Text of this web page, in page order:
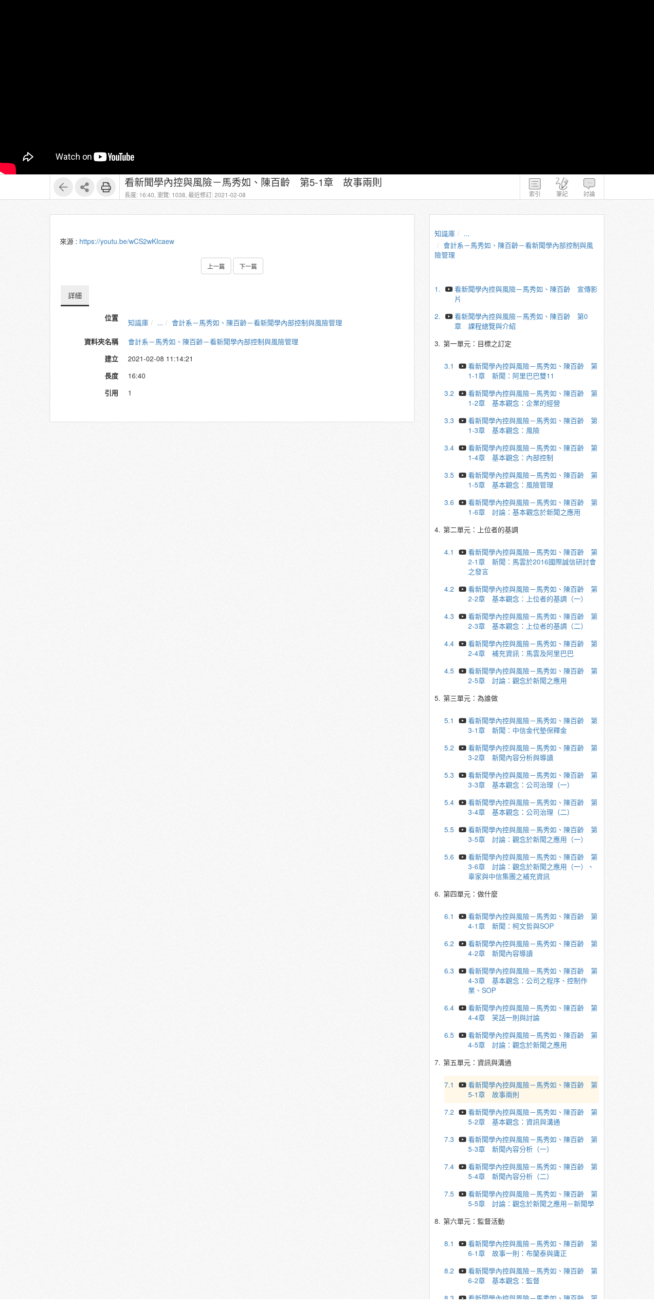
索引 筆記 討論
看新聞學內控與風險－馬秀如、陳百齡 第5-1章 故事兩則
長度: 16:40, 瀏覽: 1038, 最近修訂: 2021-02-08
來源 : https://youtu.be/wCS2wKIcaew
上一篇 下一篇
詳細
位置 知識庫 ...
會計系－馬秀如、陳百齡－看新聞學內部控制與風險管理
資料夾名稱
會計系－馬秀如、陳百齡－看新聞學內部控制與風險管理
建立
2021-02-08 11:14:21
長度
16:40
引用
1
知識庫
...
會計系－馬秀如、陳百齡－看新聞學內部控制與風
險管理
1.
看新聞學內控與風險－馬秀如、陳百齡 宣傳影
片
2.
看新聞學內控與風險－馬秀如、陳百齡 第0
章 課程總覽與介紹
3. 第一單元：目標之訂定
3.1
看新聞學內控與風險－馬秀如、陳百齡 第
1-1章 新聞：阿里巴巴雙11
3.2
看新聞學內控與風險－馬秀如、陳百齡 第
1-2章 基本觀念：企業的經營
3.3
看新聞學內控與風險－馬秀如、陳百齡 第
1-3章 基本觀念：風險
3.4
看新聞學內控與風險－馬秀如、陳百齡 第
1-4章 基本觀念：內部控制
3.5
看新聞學內控與風險－馬秀如、陳百齡 第
1-5章 基本觀念：風險管理
3.6
看新聞學內控與風險－馬秀如、陳百齡 第
1-6章 討論：基本觀念於新聞之應用
4. 第二單元：上位者的基調
4.1
看新聞學內控與風險－馬秀如、陳百齡 第
2-1章 新聞：馬雲於2016國際誠信研討會
之發言
4.2
看新聞學內控與風險－馬秀如、陳百齡 第
2-2章 基本觀念：上位者的基調（一）
4.3
看新聞學內控與風險－馬秀如、陳百齡 第
2-3章 基本觀念：上位者的基調（二）
4.4
看新聞學內控與風險－馬秀如、陳百齡 第
2-4章 補充資訊：馬雲及阿里巴巴
4.5
看新聞學內控與風險－馬秀如、陳百齡 第
2-5章 討論：觀念於新聞之應用
5. 第三單元：為誰做
5.1
看新聞學內控與風險－馬秀如、陳百齡 第
3-1章 新聞：中信金代墊保釋金
5.2
看新聞學內控與風險－馬秀如、陳百齡 第
3-2章 新聞內容分析與導讀
5.3
看新聞學內控與風險－馬秀如、陳百齡 第
3-3章 基本觀念：公司治理（一）
5.4
看新聞學內控與風險－馬秀如、陳百齡 第
3-4章 基本觀念：公司治理（二）
5.5
看新聞學內控與風險－馬秀如、陳百齡 第
3-5章 討論：觀念於新聞之應用（一）
5.6
看新聞學內控與風險－馬秀如、陳百齡 第
3-6章 討論：觀念於新聞之應用（一）、
辜家與中信集團之補充資訊
6. 第四單元：做什麼
6.1
看新聞學內控與風險－馬秀如、陳百齡 第
4-1章 新聞：柯文哲與SOP
6.2
看新聞學內控與風險－馬秀如、陳百齡 第
4-2章 新聞內容導讀
6.3
看新聞學內控與風險－馬秀如、陳百齡 第
4-3章 基本觀念：公司之程序、控制作
業、SOP
6.4
看新聞學內控與風險－馬秀如、陳百齡 第
4-4章 笑話一則與討論
6.5
看新聞學內控與風險－馬秀如、陳百齡 第
4-5章 討論：觀念於新聞之應用
7. 第五單元：資訊與溝通
7.1
看新聞學內控與風險－馬秀如、陳百齡 第
5-1章 故事兩則
7.2
看新聞學內控與風險－馬秀如、陳百齡 第
5-2章 基本觀念：資訊與溝通
7.3
看新聞學內控與風險－馬秀如、陳百齡 第
5-3章 新聞內容分析（一）
7.4
看新聞學內控與風險－馬秀如、陳百齡 第
5-4章 新聞內容分析（二）
7.5
看新聞學內控與風險－馬秀如、陳百齡 第
5-5章 討論：觀念於新聞之應用－新聞學
8. 第六單元：監督活動
8.1
看新聞學內控與風險－馬秀如、陳百齡 第
6-1章 故事一則：布蘭泰與庸正
8.2
看新聞學內控與風險－馬秀如、陳百齡 第
6-2章 基本觀念：監督
8.3
看新聞學內控與風險－馬秀如、陳百齡 第